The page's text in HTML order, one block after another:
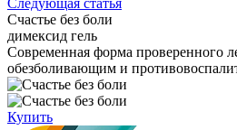
Следующая статья
Счастье без боли
димексид гель
Cовременная форма проверенного
обезболивающим и
Купить